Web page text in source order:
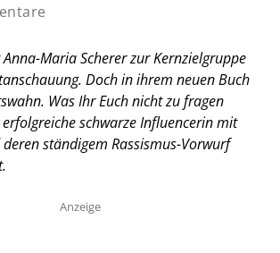
Maria Scherer zur Kernzielgruppe
Doch in ihrem neuen Buch
Was Ihr Euch nicht zu fragen
schwarze Influencerin mit
ständigem Rassismus-Vorwurf
Anzeige